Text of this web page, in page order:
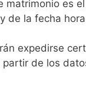
matrimonio es
de la fecha
expedirse
de los